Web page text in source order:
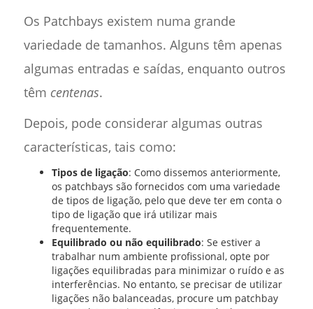
Os Patchbays existem numa grande
variedade de tamanhos. Alguns têm apenas
algumas entradas e saídas, enquanto outros
têm centenas.
Depois, pode considerar algumas outras
características, tais como:
Tipos de ligação: Como dissemos anteriormente,
os patchbays são fornecidos com uma variedade
de tipos de ligação, pelo que deve ter em conta o
tipo de ligação que irá utilizar mais
frequentemente.
Equilibrado ou não equilibrado: Se estiver a
trabalhar num ambiente profissional, opte por
ligações equilibradas para minimizar o ruído e as
interferências. No entanto, se precisar de utilizar
ligações não balanceadas, procure um patchbay